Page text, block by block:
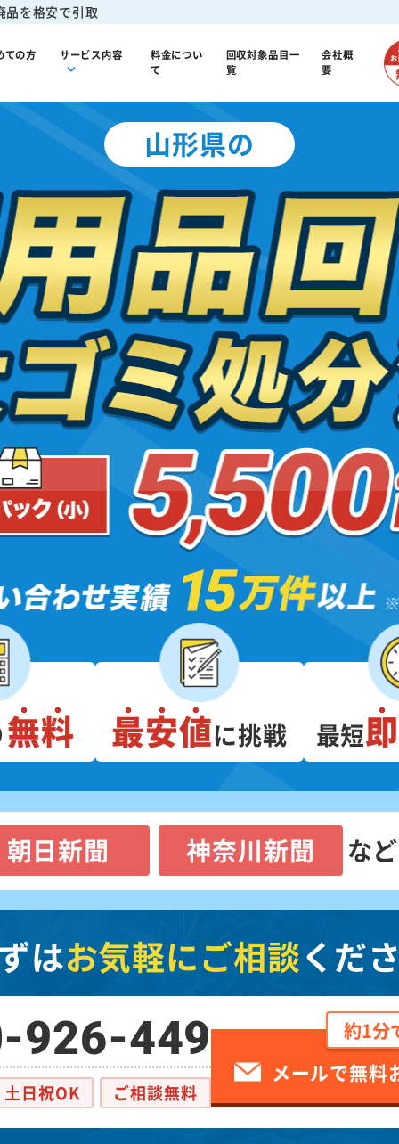
品を格安で引取
ての方 サービス内容
料金につい
て
回収対象品目一
覧
会社概
要
山形県の
無料 最安値に挑戦 最短
朝日新聞 神奈川新聞 な
はお気軽にご相談くだ
926-449
土日祝OK ご相談無料
約1分
メールで無料